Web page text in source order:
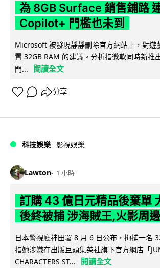
為 8GB Surface 銷售鋪路
Copilot+ 門檻也未到
Microsoft 被發現靜靜刪除官方網站上，對遊
置 32GB RAM 的建議。分析指微軟同時新推
門...
閱讀全文
分享
科技娛樂 影視娛樂
Lawton 1 小時
訂購 43 億日元精品後棄單
後終被捕 涉海賊王,火影周
日本警視廳神田署 8 月 6 日公布，拘捕一名
指她涉嫌在出版巨頭集英社旗下官方網店「
CHARACTERS ST...
閱讀全文